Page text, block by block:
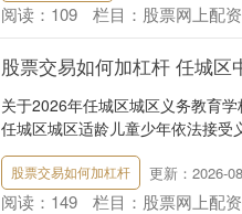
阅读： 109 栏目： 股票网上配
股票交易如何加杠杆 任城
关于2026年任城区城区义务教育
任城区城区适龄儿童少年依法接
股票交易如何加杠杆 更新：2026-
阅读： 149 栏目： 股票网上配